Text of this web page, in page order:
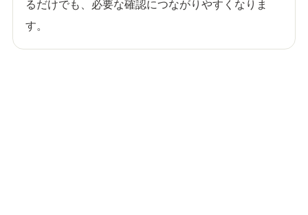
るだけでも、必要な確認につながりやすくなりま
す。